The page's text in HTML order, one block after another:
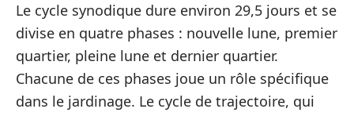
Le cycle synodique dure environ 29,5 jours et se
divise en quatre phases : nouvelle lune, premier
quartier, pleine lune et dernier quartier.
Chacune de ces phases joue un rôle spécifique
dans le jardinage. Le cycle de trajectoire, qui